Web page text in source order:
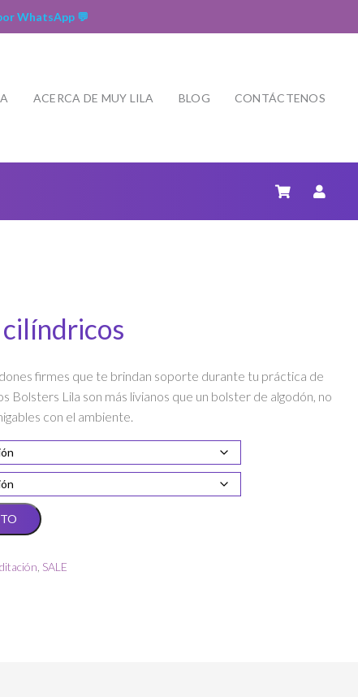
WhatsApp 💬
ACERCA DE MUY LILA BLOG CONTÁCTENOS
firmes que te brindan soporte durante tu práctica de
Bolsters Lila son más livianos que un bolster de algodón, no
con el ambiente.
SALE